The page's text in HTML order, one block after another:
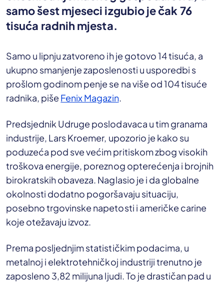
samo šest mjeseci izgubio je čak 76
tisuća radnih mjesta.
Samo u lipnju zatvoreno ih je gotovo 14 tisuća, a
ukupno smanjenje zaposlenosti u usporedbi s
prošlom godinom penje se na više od 104 tisuće
radnika, piše Fenix Magazin.
Predsjednik Udruge poslodavaca u tim granama
industrije, Lars Kroemer, upozorio je kako su
poduzeća pod sve većim pritiskom zbog visokih
troškova energije, poreznog opterećenja i brojnih
birokratskih obaveza. Naglasio je i da globalne
okolnosti dodatno pogoršavaju situaciju,
posebno trgovinske napetosti i američke carine
koje otežavaju izvoz.
Prema posljednjim statističkim podacima, u
metalnoj i elektrotehničkoj industriji trenutno je
zaposleno 3,82 milijuna ljudi. To je drastičan pad u